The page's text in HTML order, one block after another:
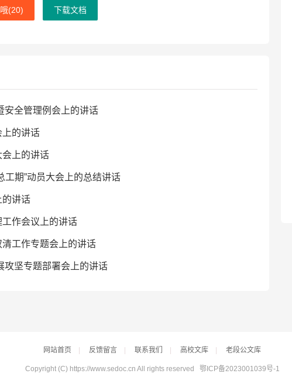
(20) 下载文档
安全管理例会上的讲话
上的讲话
上的讲话
工期”动员大会上的总结讲话
的讲话
作会议上的讲话
工作专题会上的讲话
攻坚专题部署会上的讲话
网站首页 反馈留言 联系我们 高校文库 老段公文库
Copyright (C) https://www.sedoc.cn All rights reserved 鄂ICP备2023001039号-1